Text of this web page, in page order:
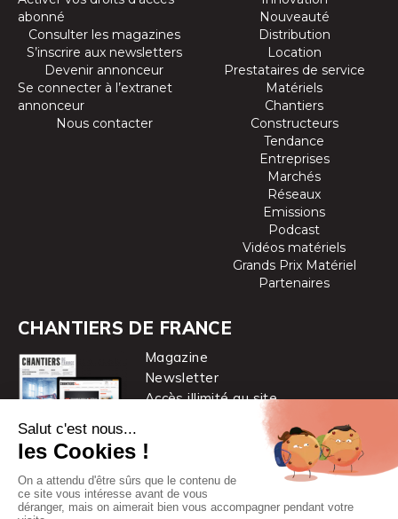
abonné
Consulter les magazines
S’inscrire aux newsletters
Devenir annonceur
Se connecter à l’extranet
annonceur
Nous contacter
Nouveauté
Distribution
Location
Prestataires de service
Matériels
Chantiers
Constructeurs
Tendance
Entreprises
Marchés
Réseaux
Emissions
Podcast
Vidéos matériels
Grands Prix Matériel
Partenaires
CHANTIERS DE FRANCE
Magazine
Newsletter
Accès illimité au site